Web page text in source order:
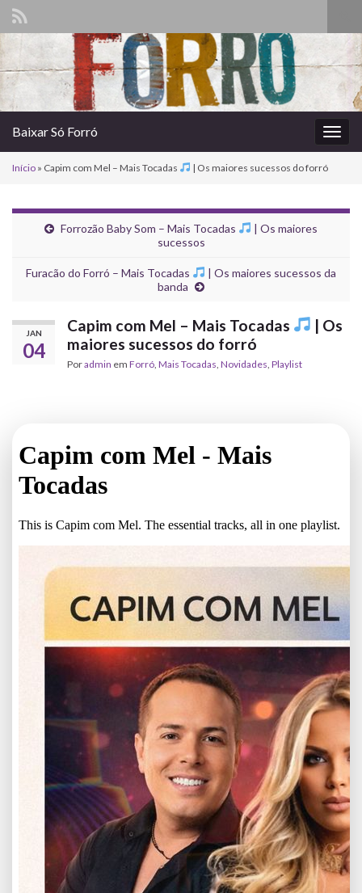
Search for:
Baixar Só Forró
Início » Capim com Mel – Mais Tocadas | Os maiores sucessos do forró
Forrozão Baby Som – Mais Tocadas
| Os maiores
sucessos
Furacão do Forró – Mais Tocadas
| Os maiores sucessos da
banda
JAN
04
Capim com Mel – Mais Tocadas
| Os
maiores sucessos do forró
Poradmin em Forró Mais Tocadas Novidades Playlist